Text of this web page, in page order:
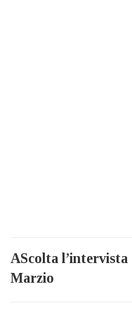
AScolta
Marzio